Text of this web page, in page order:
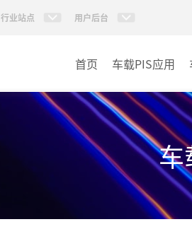
行业站点 用户后台
首页 车载PIS应用
车